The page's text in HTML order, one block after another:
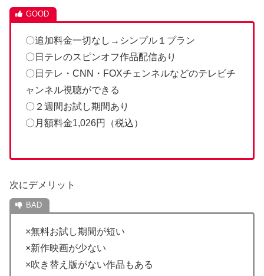
〇追加料金一切なし→シンプル１プラン
〇日テレのスピンオフ作品配信あり
〇日テレ・CNN・FOXチェンネルなどのテレビチ
ャンネル視聴ができる
〇２週間お試し期間あり
〇月額料金1,026円（税込）
次にデメリット
×無料お試し期間が短い
×新作映画が少ない
×吹き替え版がない作品もある